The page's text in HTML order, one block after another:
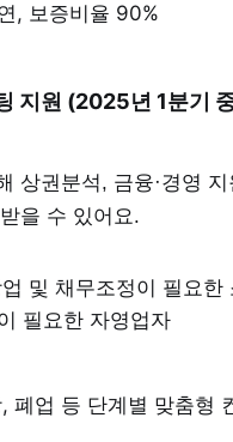
, 보증비율 90%
지원 (2025년 1분기 중
상권분석, 금융·경영
을 수 있어요.
및 채무조정이 필요한
필요한 자영업자
폐업 등 단계별 맞춤형